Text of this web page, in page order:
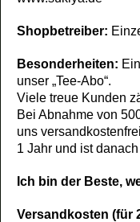
Shopbetreiber:
Besonderheiten:
unser „Tee-Abo“.
Viele treue Kunden
Bei Abnahme von
uns
1 Jahr und ist
Ich bin der Beste,
Versandkosten (für